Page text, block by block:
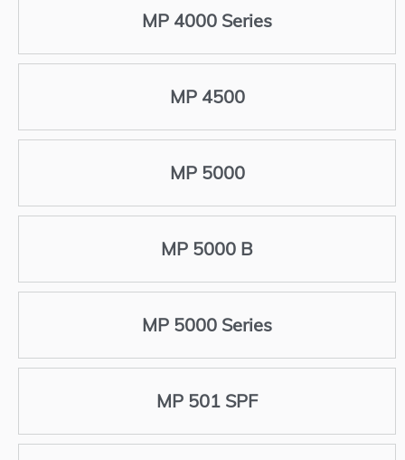
MP 4000 Series
MP 4500
MP 5000
MP 5000 B
MP 5000 Series
MP 501 SPF